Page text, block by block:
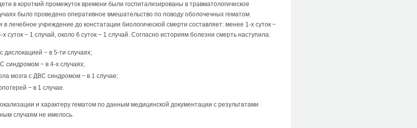
в короткий промежуток времени были госпитализированы в травматологическое
было проведено оперативное вмешательство по поводу оболочечных гематом.
лечебное учреждение до констатации биологической смерти составляет: менее 1-х суток −
х суток − 1 случай, около 6 суток − 1 случай. Согласно историям болезни смерть наступила:
дислокацией − в 5-ти случаях;
синдромом − в 4-х случаях;
мозга с ДВС синдромом − в 1 случае;
− в 1 случае.
и характеру гематом по данным медицинской документации с результатами
случаям не имелось.